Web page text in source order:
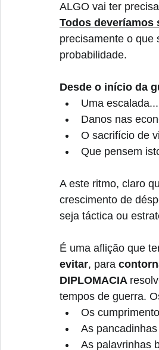
ALGO vai ter
Todos deveríamos
precisamente o que
probabilidade.
Desde o início da
Uma
Danos nas
O sacrifício de
Que pensem
A este ritmo, claro
crescimento de
seja táctica ou
É uma aflição que
evitar, para
DIPLOMACIA
tempos de guerra.
Os
As
As palavrinhas